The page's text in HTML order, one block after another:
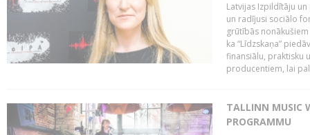
Latvijas Izpildītāju
un radījusi sociālo
grūtībās
ka “Līdzskaņa”
finansiālu, praktisku
producentiem, lai
TALLINN MUSIC
PROGRAMMU